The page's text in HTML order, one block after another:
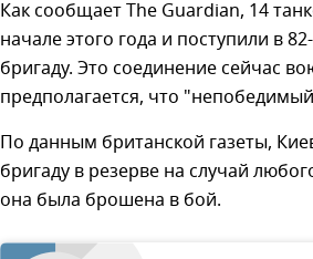
Как сообщает The Guardian, 14
начале этого года и поступили в
бригаду. Это соединение сейчас
предполагается, что
По данным британской газеты,
бригаду в резерве на случай
она была брошена в бой.